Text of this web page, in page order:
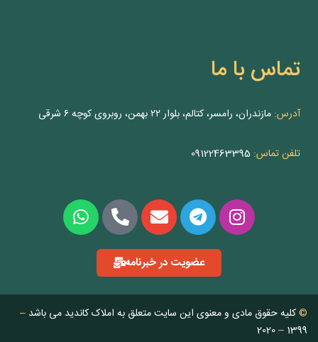
تماس با ما
آدرس: مازندران، رامسر، کتالم، بلوار ۲۲ بهمن، روبروی کوچه ۶ شرقی
تلفن تماس: 09122463395
عضویت در خبرنامه
©کلیه حقوق مادی و معنوی این سایت متعلق به املاک کاندید می باشد –
1399
–
2020